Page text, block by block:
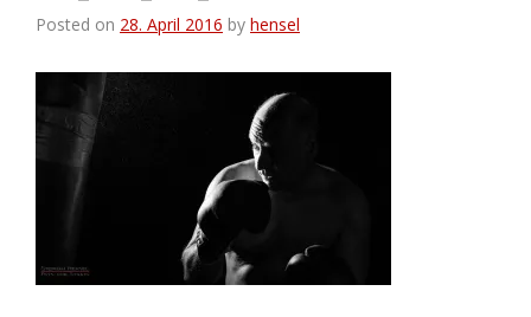
Posted on 28. April 2016 by hensel